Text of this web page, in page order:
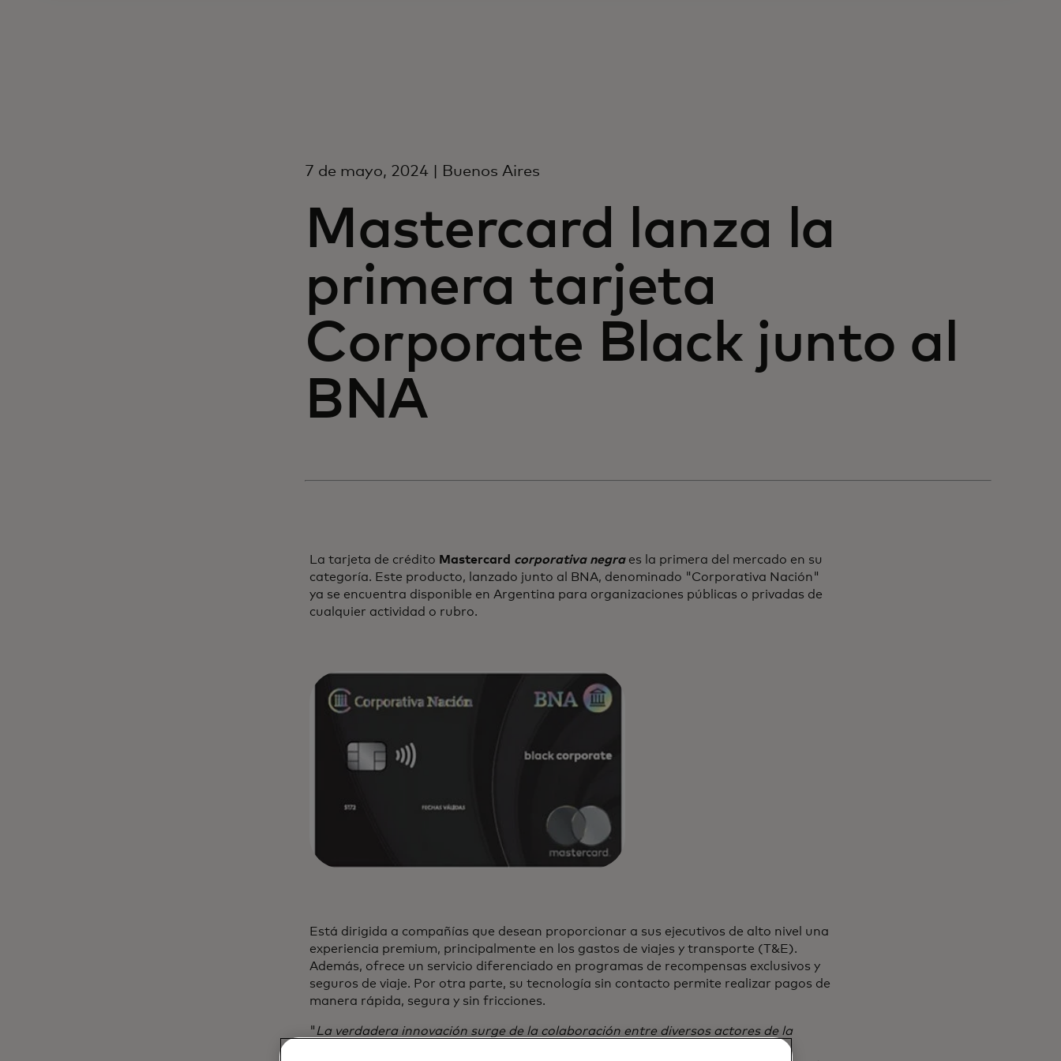
7 de mayo, 2024 | Buenos Aires
Mastercard lanza la
primera tarjeta
Corporate Black junto al
BNA
La tarjeta de crédito Mastercard corporativa negra es la primera del mercado en su
categoría. Este producto, lanzado junto al BNA, denominado "Corporativa Nación"
ya se encuentra disponible en Argentina para organizaciones públicas o privadas de
cualquier actividad o rubro.
Está dirigida a compañías que desean proporcionar a sus ejecutivos de alto nivel una
experiencia premium, principalmente en los gastos de viajes y transporte (T&E).
Además, ofrece un servicio diferenciado en programas de recompensas exclusivos y
seguros de viaje. Por otra parte, su tecnología sin contacto permite realizar pagos de
manera rápida, segura y sin fricciones.
" La verdadera innovación surge de la colaboración entre diversos actores de la
industria, así impulsamos el avance hacia un futuro más conectado y eficiente.